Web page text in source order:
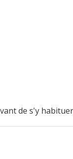
avec {1}
de s'y